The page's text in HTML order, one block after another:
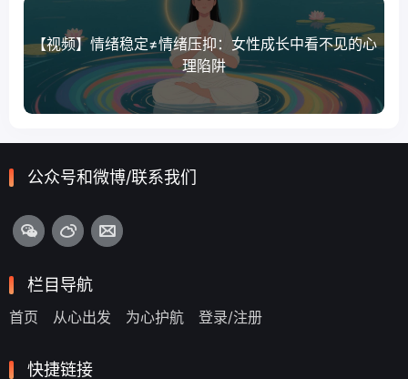
【视频】情绪稳定≠情绪压抑：女性成长中看不见的心
理陷阱
公众号和微博/联系我们
栏目导航
首页 从心出发 为心护航 登录/注册
快捷链接